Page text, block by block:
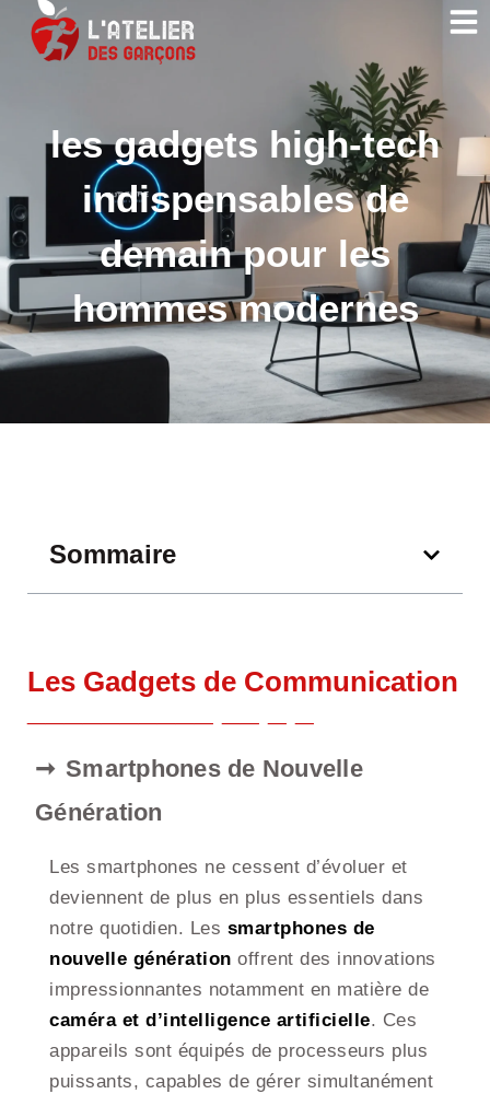
les gadgets high-tech
indispensables de
demain pour les
hommes modernes
Sommaire
Les Gadgets de Communication
Smartphones de Nouvelle
Génération
Les smartphones ne cessent d’évoluer et
deviennent de plus en plus essentiels dans
notre quotidien. Les smartphones de
nouvelle génération offrent des innovations
impressionnantes notamment en matière de
caméra et d’intelligence artificielle. Ces
appareils sont équipés de processeurs plus
puissants, capables de gérer simultanément